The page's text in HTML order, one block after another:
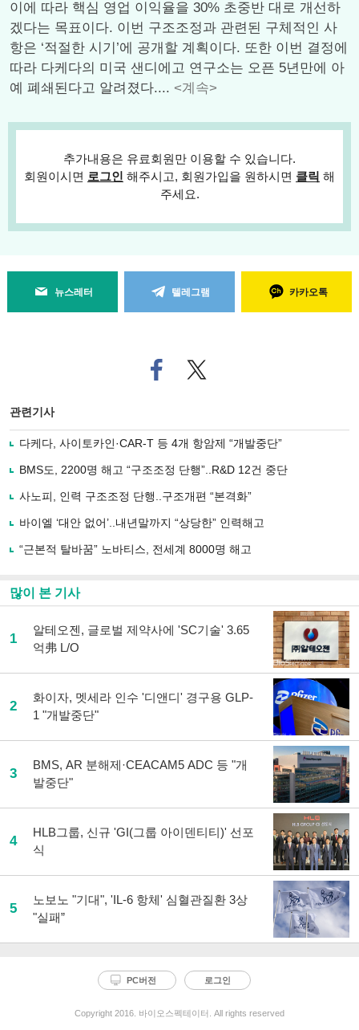
이에 따라 핵심 영업 이익율을 30% 초중반 대로 개선하
겠다는 목표이다. 이번 구조조정과 관련된 구체적인 사
항은 ‘적절한 시기’에 공개할 계획이다. 또한 이번 결정에
따라 다케다의 미국 샌디에고 연구소는 오픈 5년만에 아
예 폐쇄된다고 알려졌다.... <계속>
추가내용은 유료회원만 이용할 수 있습니다.
회원이시면 로그인 해주시고, 회원가입을 원하시면 클릭 해
주세요.
뉴스레터 텔레그램 카카오톡
페
이
로
기
사
유
기
트위
터로
관련기사
다케다, 사이토카인·CAR-T 등 4개 항암제 “개발중단”
BMS도, 2200명 해고 “구조조정 단행”..R&D 12건 중단
사노피, 인력 구조조정 단행..구조개편 “본격화”
바이엘 ‘대안 없어’..내년말까지 “상당한” 인력해고
“근본적 탈바꿈” 노바티스, 전세계 8000명 해고
많이 본 기사
1
알테오젠, 글로벌 제약사에 'SC기술' 3.65
억弗 L/O
2
화이자, 멧세라 인수 '디앤디' 경구용 GLP-
1 "개발중단"
3
BMS, AR 분해제·CEACAM5 ADC 등 "개
발중단"
4
HLB그룹, 신규 'GI(그룹 아이덴티티)' 선포
식
5
노보노 "기대", 'IL-6 항체' 심혈관질환 3상
"실패”
PC버전 로그인
Copyright 2016. 바이오스펙테이터. All rights reserved